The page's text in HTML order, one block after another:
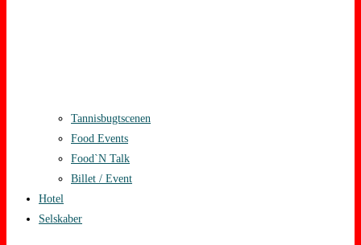
Tannisbugtscenen
Food Events
Food`N Talk
Billet / Event
Hotel
Selskaber